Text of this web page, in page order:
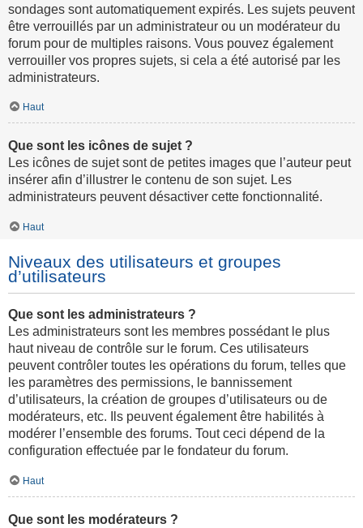
sondages sont automatiquement expirés. Les sujets peuvent
être verrouillés par un administrateur ou un modérateur du
forum pour de multiples raisons. Vous pouvez également
verrouiller vos propres sujets, si cela a été autorisé par les
administrateurs.
Haut
Que sont les icônes de sujet ?
Les icônes de sujet sont de petites images que l’auteur peut
insérer afin d’illustrer le contenu de son sujet. Les
administrateurs peuvent désactiver cette fonctionnalité.
Haut
Niveaux des utilisateurs et groupes
d’utilisateurs
Que sont les administrateurs ?
Les administrateurs sont les membres possédant le plus
haut niveau de contrôle sur le forum. Ces utilisateurs
peuvent contrôler toutes les opérations du forum, telles que
les paramètres des permissions, le bannissement
d’utilisateurs, la création de groupes d’utilisateurs ou de
modérateurs, etc. Ils peuvent également être habilités à
modérer l’ensemble des forums. Tout ceci dépend de la
configuration effectuée par le fondateur du forum.
Haut
Que sont les modérateurs ?